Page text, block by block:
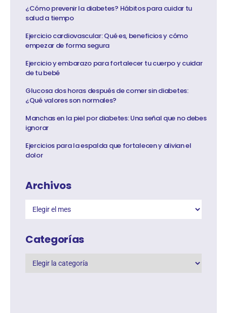
¿Cómo prevenir la diabetes? Hábitos para cuidar tu
salud a tiempo
Ejercicio cardiovascular: Qué es, beneficios y cómo
empezar de forma segura
Ejercicio y embarazo para fortalecer tu cuerpo y cuidar
de tu bebé
Glucosa dos horas después de comer sin diabetes:
¿Qué valores son normales?
Manchas en la piel por diabetes: Una señal que no debes
ignorar
Ejercicios para la espalda que fortalecen y alivian el
dolor
Archivos
Categorías